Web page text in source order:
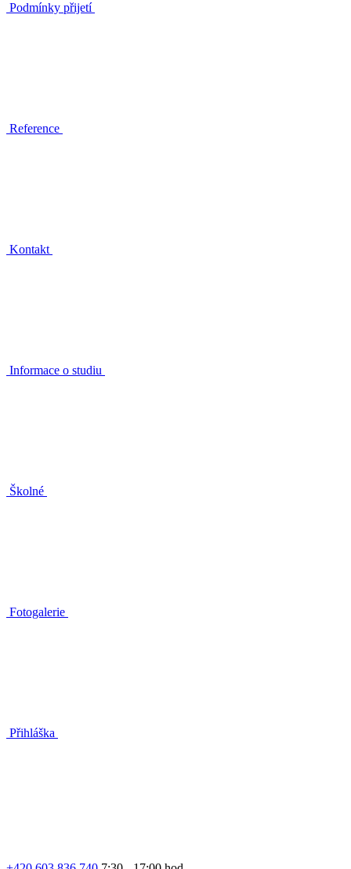
Podmínky přijetí
Reference
Kontakt
Informace o studiu
Školné
Fotogalerie
Přihláška